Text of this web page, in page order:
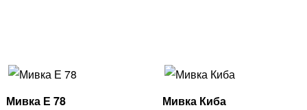
Мивка Е 78 Мивка Киба